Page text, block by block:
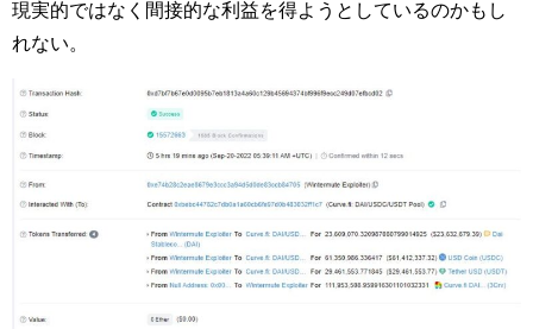
現実的ではなく間接的な利益を得ようとしているのかもし
れない。